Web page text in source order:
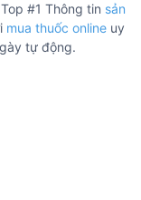
#1 Thông tin sản
mua thuốc online uy
tự động.